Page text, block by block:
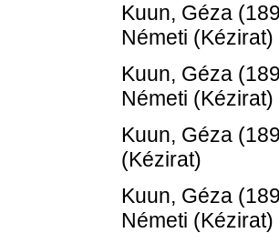
Kuun, Géza
Németi (Kézirat)
Kuun, Géza
Németi (Kézirat)
Kuun, Géza
(Kézirat)
Kuun, Géza
Németi (Kézirat)